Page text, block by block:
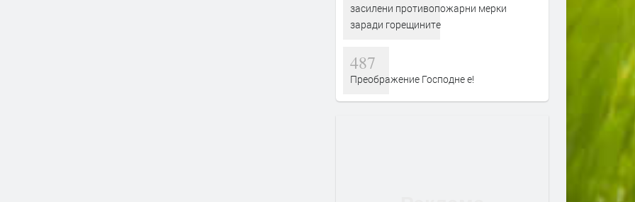
засилени противопожарни мерки
заради горещините
487
Преображение Господне е!